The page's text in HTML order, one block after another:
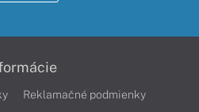
Reklamačné podmienky